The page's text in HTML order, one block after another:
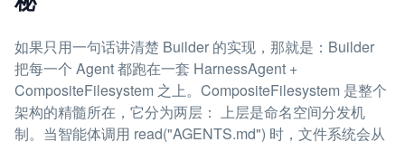
如果只用一句话讲清楚 Builder 的实现，那就是：Builder
把每一个 Agent 都跑在一套 HarnessAgent +
CompositeFilesystem 之上。CompositeFilesystem 是整个
架构的精髓所在，它分为两层： 上层是命名空间分发机
制。当智能体调用 read("AGENTS.md") 时，文件系统会从